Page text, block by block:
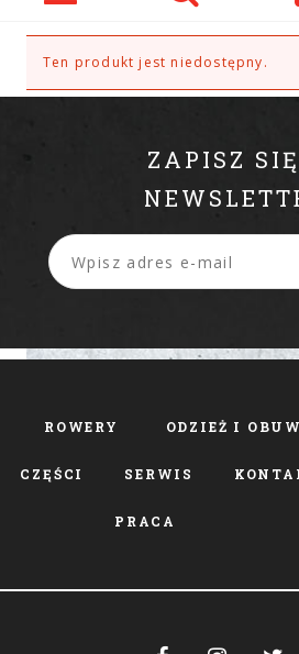
Ten produkt jest niedostępny.
ZAPISZ
ROWERY ODZIEŻ I
CZĘŚCI SERWIS
PRACA